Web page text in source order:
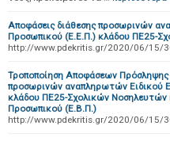
Αποφάσεις διάθεσης προσωρινών
Προσωπικού (Ε.Ε.Π.) κλάδου ΠΕ25-
http://www.pdekritis.gr/2020/06/15/
Τροποποίηση Αποφάσεων Πρόσληψης
προσωρινών αναπληρωτών Ειδικού
κλάδου ΠΕ25-Σχολικών Νοσηλευτών
Προσωπικού (Ε.Β.Π.)
http://www.pdekritis.gr/2020/06/15/